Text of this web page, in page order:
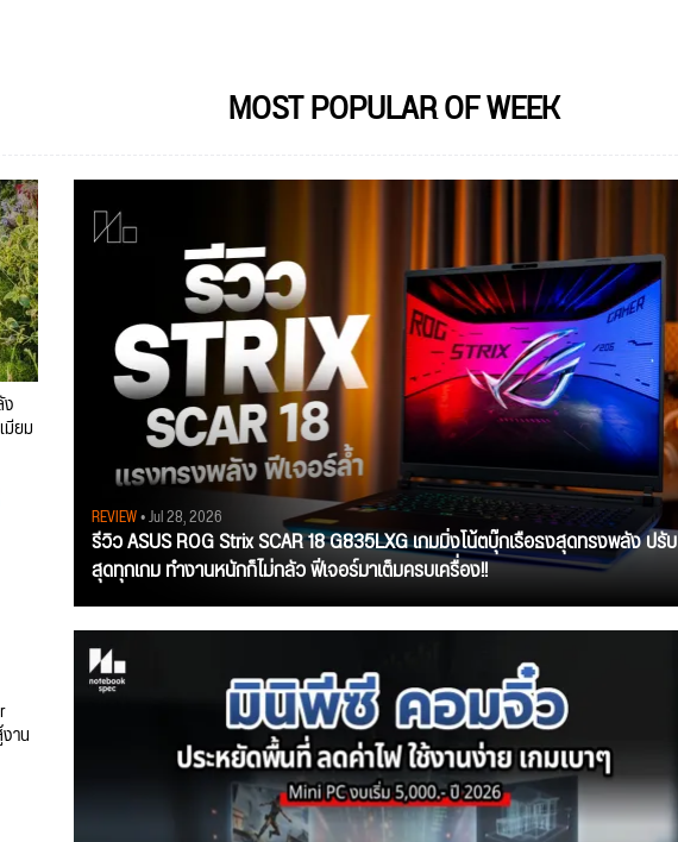
MOST POPULAR OF WEEK
REVIEW• Jul 28, 2026
รีวิว ASUS ROG Strix SCAR 18 G835LXG เกมมิ่งโน้ตบุ๊กเรือธงสุดทรงพลัง ปรับ
สุดทุกเกม ทำงานหนักก็ไม่กลัว ฟีเจอร์มาเต็มครบเครื่อง!!
มียม
าน